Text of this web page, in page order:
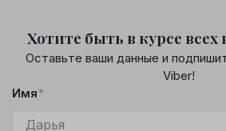
Хотите быть в курсе
Оставьте ваши данные и
Viber!
Имя*